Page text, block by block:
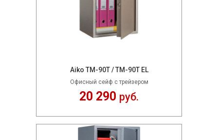
Aiko TM-90Т / TM-90Т EL
Офисный сейф с трейзером
20 290 руб.